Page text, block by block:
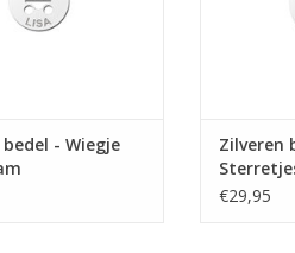
- Wiegje
Zilveren
datum
€29,95